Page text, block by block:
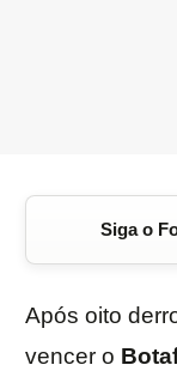
Siga o
Após oito
vencer o